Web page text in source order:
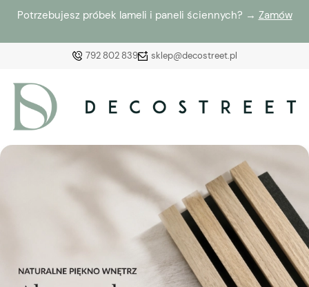
Potrzebujesz próbek lameli i paneli ściennych? → Zamów
792 802 839 sklep@decostreet.pl
Załóż konto
Wybierz coś dla siebie z naszej aktualnej oferty lub
zaloguj się, aby przywrócić dodane produkty do listy
z poprzedniej sesji.